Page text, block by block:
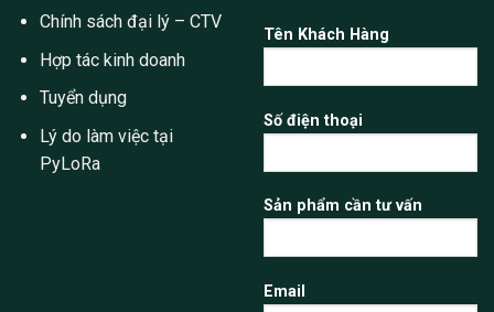
Chính sách đại lý – CTV
Hợp tác kinh doanh
Tuyển dụng
Lý do làm việc tại
PyLoRa
Tên Khách Hàng
Số điện thoại
Sản phẩm cần tư vấn
Email